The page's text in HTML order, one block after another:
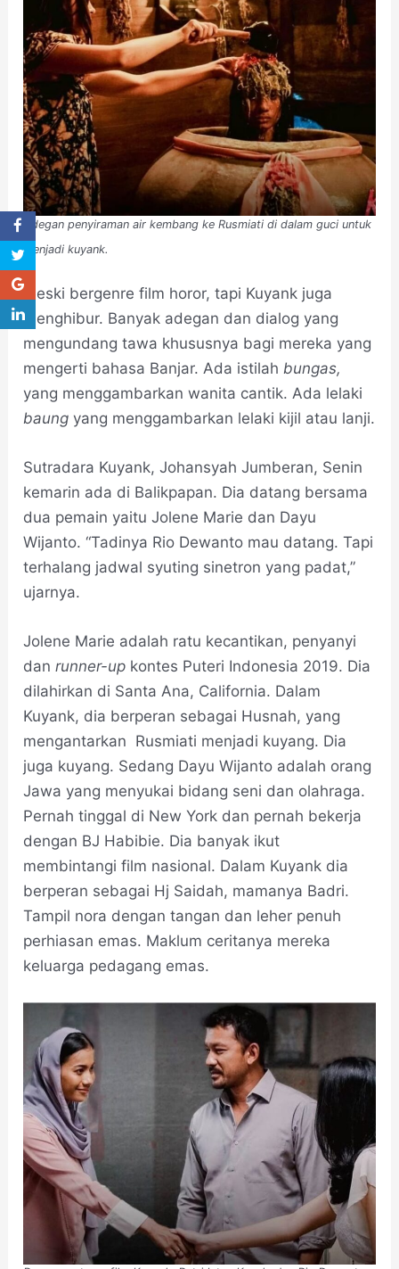
Adegan penyiraman air kembang ke Rusmiati di dalam guci untuk
menjadi kuyank.
Meski bergenre film horor, tapi Kuyank juga
menghibur. Banyak adegan dan dialog yang
mengundang tawa khususnya bagi mereka yang
mengerti bahasa Banjar. Ada istilah bungas,
yang menggambarkan wanita cantik. Ada lelaki
baungyang menggambarkan lelaki kijil atau lanji.
Sutradara Kuyank, Johansyah Jumberan, Senin
kemarin ada di Balikpapan. Dia datang bersama
dua pemain yaitu Jolene Marie dan Dayu
Wijanto. “Tadinya Rio Dewanto mau datang. Tapi
terhalang jadwal syuting sinetron yang padat,”
ujarnya.
Jolene Marie adalah ratu kecantikan, penyanyi
danrunner-up kontes Puteri Indonesia 2019. Dia
dilahirkan di Santa Ana, California. Dalam
Kuyank, dia berperan sebagai Husnah, yang
mengantarkan Rusmiati menjadi kuyang. Dia
juga kuyang. Sedang Dayu Wijanto adalah orang
Jawa yang menyukai bidang seni dan olahraga.
Pernah tinggal di New York dan pernah bekerja
dengan BJ Habibie. Dia banyak ikut
membintangi film nasional. Dalam Kuyank dia
berperan sebagai Hj Saidah, mamanya Badri.
Tampil nora dengan tangan dan leher penuh
perhiasan emas. Maklum ceritanya mereka
keluarga pedagang emas.